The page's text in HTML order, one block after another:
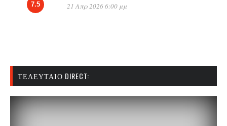
7.5 21 Απρ 2026 6:00 μμ
ΤΕΛΕΥΤΑΊΟ DIRECT: